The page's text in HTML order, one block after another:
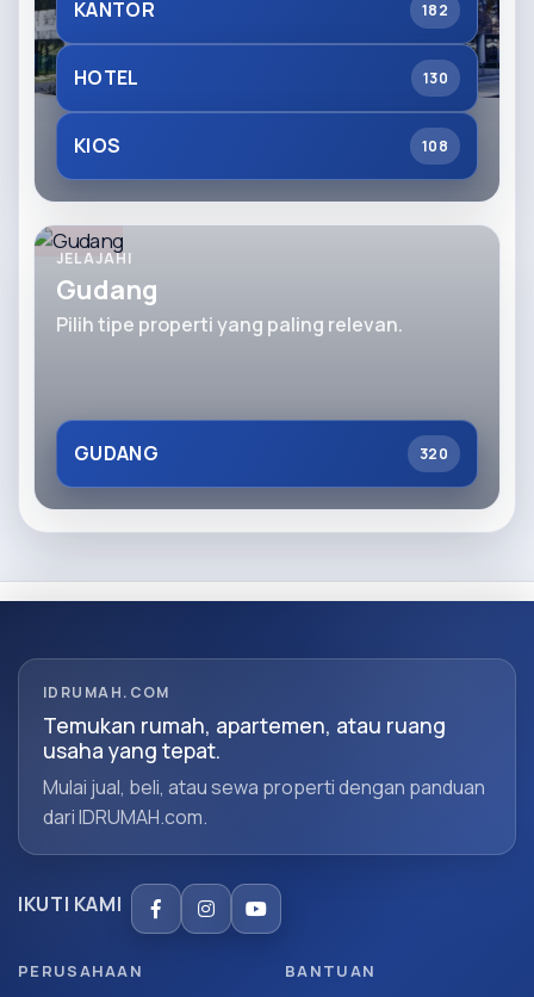
KANTOR 182
HOTEL 130
KIOS 108
JELAJAHI
Gudang
Pilih tipe properti yang paling relevan.
GUDANG 320
IDRUMAH.COM
Temukan rumah, apartemen, atau ruang
usaha yang tepat.
Mulai jual, beli, atau sewa properti dengan panduan
dari IDRUMAH.com.
IKUTI KAMI
PERUSAHAAN BANTUAN